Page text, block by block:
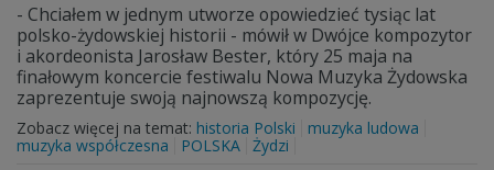
- Chciałem w jednym utworze opowiedzieć tysiąc lat
polsko-żydowskiej historii - mówił w Dwójce kompozytor
i akordeonista Jarosław Bester, który 25 maja na
finałowym koncercie festiwalu Nowa Muzyka Żydowska
zaprezentuje swoją najnowszą kompozycję.
Zobacz więcej na temat: historia Polski
muzyka ludowa
muzyka współczesna
POLSKA Żydzi